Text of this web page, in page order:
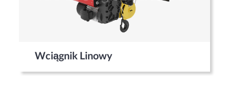
Wciągnik Linowy